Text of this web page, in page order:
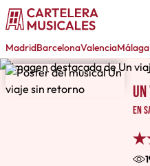
MadridBarcelonaValenciaMálaga
en
1